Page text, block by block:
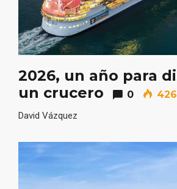
2026, un año para
un crucero
0 426
David Vázquez